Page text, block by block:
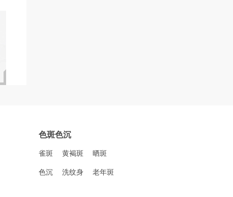
色斑色沉
雀斑 黄褐斑 晒斑
色沉 洗纹身 老年斑